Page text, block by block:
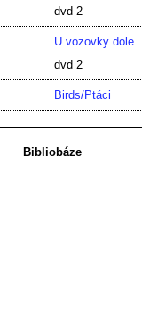
dvd 2
U vozovky dole
dvd 2
Birds/Ptáci
Bibliobáze